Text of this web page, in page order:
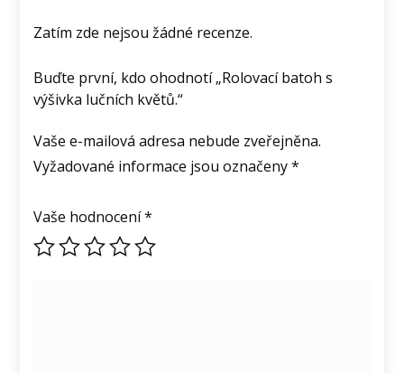
Zatím zde nejsou žádné recenze.
Buďte první, kdo ohodnotí „Rolovací batoh s
výšivka lučních květů.“
Vaše e-mailová adresa nebude zveřejněna.
Vyžadované informace jsou označeny*
Vaše hodnocení*